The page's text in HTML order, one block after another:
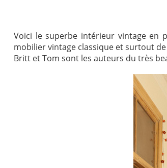
Voici le superbe intérieur vintage en
mobilier vintage classique et surtout
Britt et Tom sont les auteurs du très